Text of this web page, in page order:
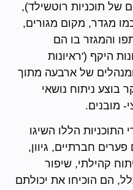
(מתוך 1471 בוגרים של תוכניות רוטשילד),
מגדר, מקום מגורים,
והמגזר בו הם
היקף ('ראיונות
ומנהלים של ארבעה מתוך
בוצע ניתוח נושאי
מובנים.
הללו השיגו
חברתיים, גיוון,
קהילתי, שיפור
הם הוכיחו את יכולתם